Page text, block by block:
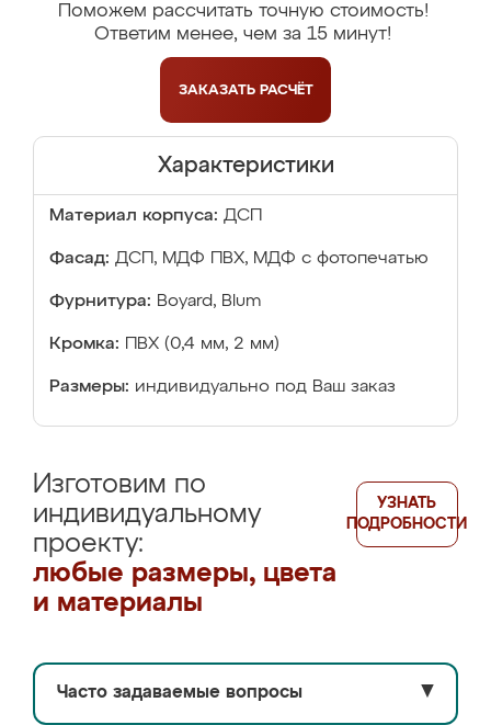
Поможем рассчитать точную стоимость!
Ответим менее, чем за 15 минут!
ЗАКАЗАТЬ РАСЧЁТ
Характеристики
Материал корпуса: ДСП
Фасад: ДСП, МДФ ПВХ, МДФ с фотопечатью
Фурнитура: Boyard, Blum
Кромка: ПВХ (0,4 мм, 2 мм)
Размеры: индивидуально под Ваш заказ
Изготовим по
индивидуальному
проекту:
любые размеры, цвета
и материалы
УЗНАТЬ
ПОДРОБНОСТИ
Часто задаваемые вопросы ▼